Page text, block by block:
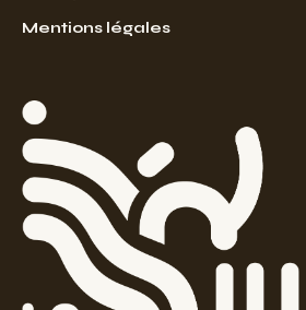
Mentions légales